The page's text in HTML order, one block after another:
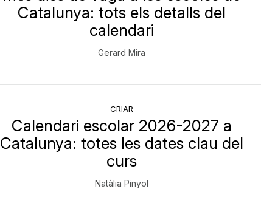
Catalunya: tots els detalls del
calendari
Gerard Mira
CRIAR
Calendari escolar 2026-2027 a
Catalunya: totes les dates clau del
curs
Natàlia Pinyol